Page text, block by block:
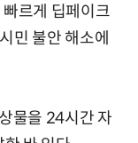
르게 딥페이크
민 불안 해소에
물을 24시간 자